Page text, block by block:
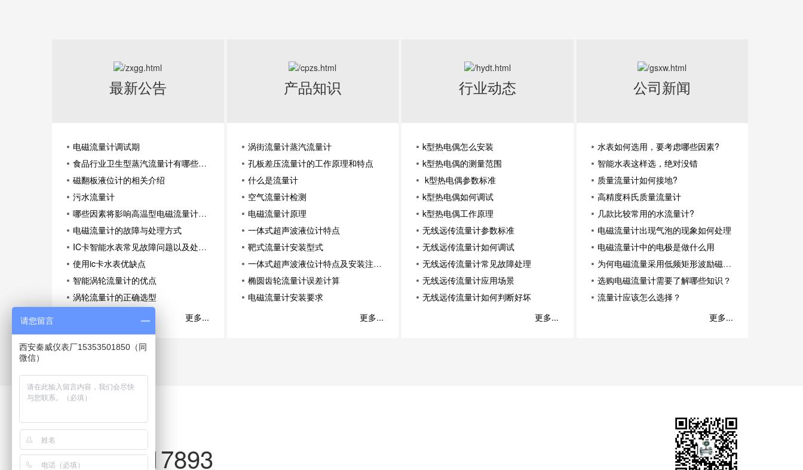
最新公告
电磁流量计调试期
食品行业卫生型蒸汽流量计有哪些原
理与优点
磁翻板液位计的相关介绍
污水流量计
哪些因素将影响高温型电磁流量计测
量误差
电磁流量计的故障与处理方式
IC卡智能水表常见故障问题以及处理
方法
使用ic卡水表优缺点
智能涡轮流量计的优点
涡轮流量计的正确选型
更多...
产品知识
涡街流量计蒸汽流量计
孔板差压流量计的工作原理和特点
什么是流量计
空气流量计检测
电磁流量计原理
一体式超声波液位计特点
靶式流量计安装型式
一体式超声波液位计特点及安装注意
事项
椭圆齿轮流量计误差计算
电磁流量计安装要求
更多...
行业动态
k型热电偶怎么安装
k型热电偶的测量范围
k型热电偶参数标准
k型热电偶如何调试
k型热电偶工作原理
无线远传流量计参数标准
无线远传流量计如何调试
无线远传流量计常见故障处理
无线远传流量计应用场景
无线远传流量计如何判断好坏
更多...
公司新闻
水表如何选用，要考虑哪些因素?
智能水表这样选，绝对没错
质量流量计如何接地?
高精度科氏质量流量计
几款比较常用的水流量计?
电磁流量计出现气泡的现象如何处理
电磁流量计中的电极是做什么用
为何电磁流量采用低频矩形波励磁方
式选购电磁流量计需要了解哪些知识？
流量计应该怎么选择？
更多...
029-84217893
请您留言
西安秦威仪表厂15353501850（同
微信）